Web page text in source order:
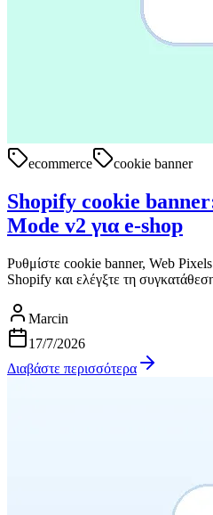
ecommerce cookie banner
Shopify cookie
Mode v2 για e-shop
Ρυθμίστε cookie banner, Web
Shopify και ελέγξτε τη
Marcin
17/7/2026
Διαβάστε περισσότερα